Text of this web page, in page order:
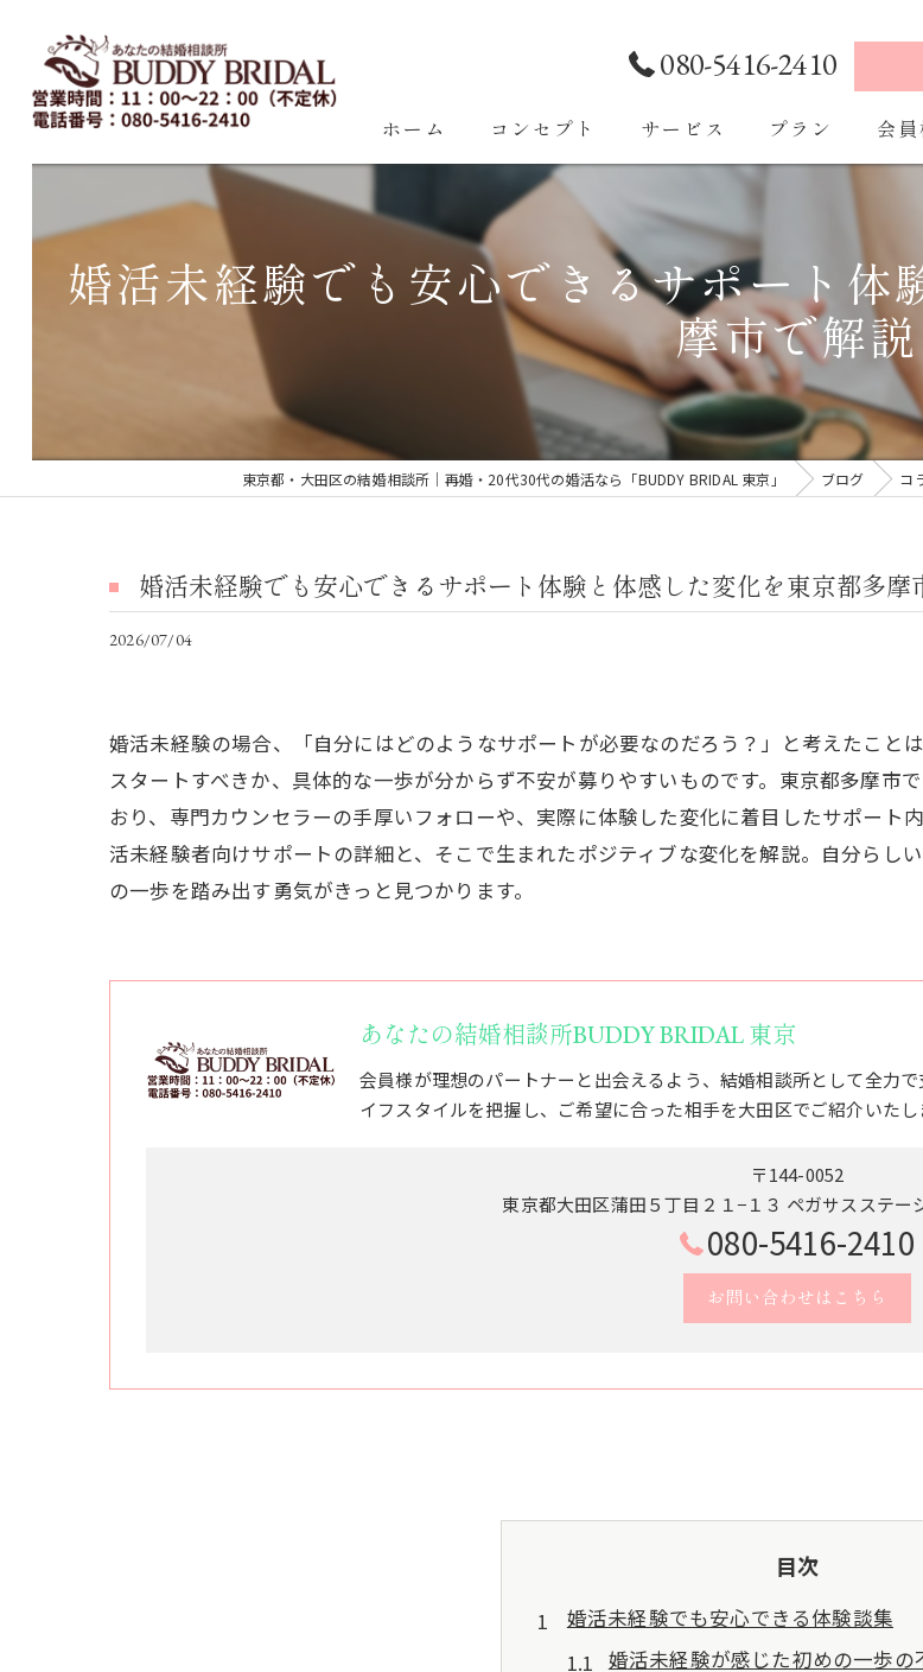
080-5416-2410
ホーム コンセプト サービス
ご入会・ご入会後の流れ
プラン 会
婚活未経験でも安心できるサポート体
摩市で解説
東京都・大田区の結婚相談所｜再婚・20代30代の婚活なら「BUDDY BRIDAL 東京」 ブログ コ
婚活未経験でも安心できるサポート体験と体感した変化を東京都多摩
2026/07/04
婚活未経験の場合、「自分にはどのようなサポートが必要なのだろう？」と考えたこと
スタートすべきか、具体的な一歩が分からず不安が募りやすいものです。東京都多摩市
おり、専門カウンセラーの手厚いフォローや、実際に体験した変化に着目したサポート
活未経験者向けサポートの詳細と、そこで生まれたポジティブな変化を解説。自分らし
の一歩を踏み出す勇気がきっと見つかります。
あなたの結婚相談所BUDDY BRIDAL 東京
会員様が理想のパートナーと出会えるよう、結婚相談所として全力
イフスタイルを把握し、ご希望に合った相手を大田区でご紹介いたし
〒144-0052
東京都大田区蒲田５丁目２１−１３ ペガサスステー
080-5416-2410
お問い合わせはこちら
目次
婚活未経験でも安心できる体験談集
婚活未経験が感じた初めの一歩の